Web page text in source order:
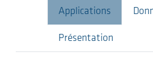
Applications
Présentation